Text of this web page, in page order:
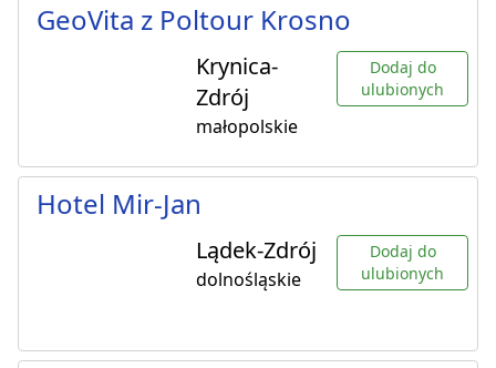
GeoVita z Poltour Krosno
Krynica-
Zdrój
małopolskie
Dodaj do
ulubionych
Hotel Mir-Jan
Lądek-Zdrój
dolnośląskie
Dodaj do
ulubionych